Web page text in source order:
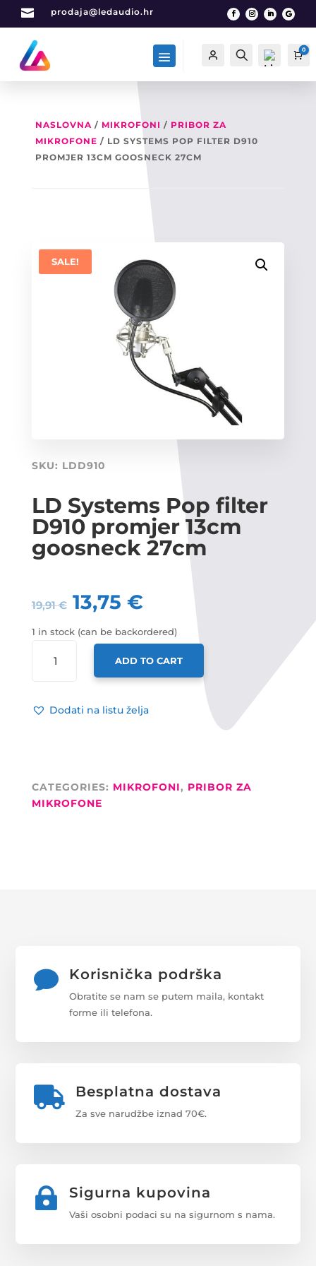
 prodaja@ledaudio.hr
Račun Traži 0
NASLOVNA/ MIKROFONI / PRIBOR ZA
MIKROFONE / LD SYSTEMS POP FILTER D910
PROMJER 13CM GOOSNECK 27CM
SKU: LDD910
LD Systems Pop filter
D910 promjer 13cm
goosneck 27cm
19,91€ 13,75 €
1 in stock (can be backordered)
SYSTEMS
D910
QUANTITY
ADD TO CART
Dodati na listu želja
SALE!
CATEGORIES: MIKROFONI, PRIBOR ZA
MIKROFONE
 Korisnička podrška
Obratite se nam se putem maila, kontakt
forme ili telefona.
 Besplatna dostava
Za sve narudžbe iznad 70€.
 Sigurna kupovina
Vaši osobni podaci su na sigurnom s nama.